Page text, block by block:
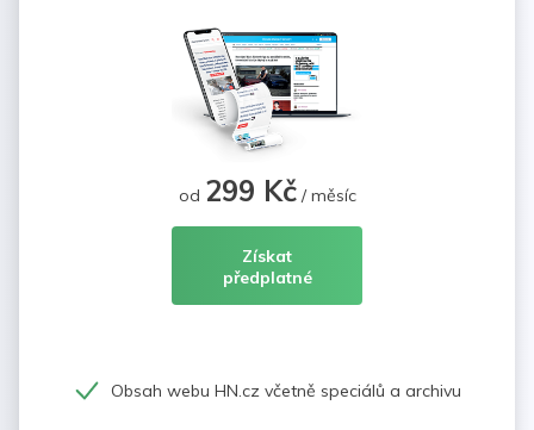
od 299 Kč/ měsíc
Získat
předplatné
Obsah webu HN.cz včetně speciálů a archivu